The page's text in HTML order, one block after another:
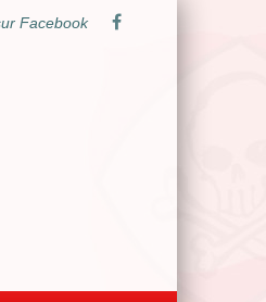
Facebook